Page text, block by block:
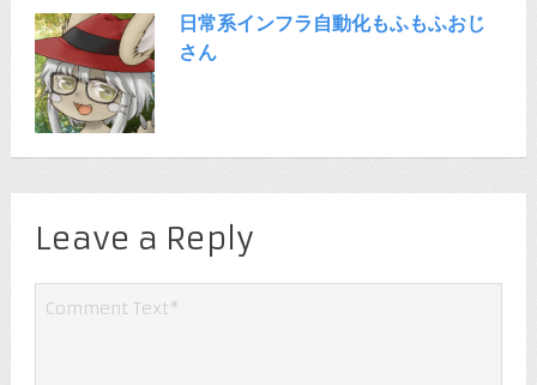
日常系インフラ自動化もふもふおじ
さん
Leave a Reply